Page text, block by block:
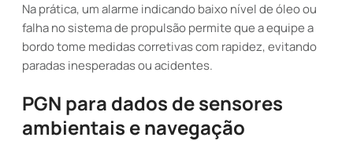
Na prática, um alarme indicando baixo nível de óleo ou
falha no sistema de propulsão permite que a equipe a
bordo tome medidas corretivas com rapidez, evitando
paradas inesperadas ou acidentes.
PGN para dados de sensores
ambientais e navegação